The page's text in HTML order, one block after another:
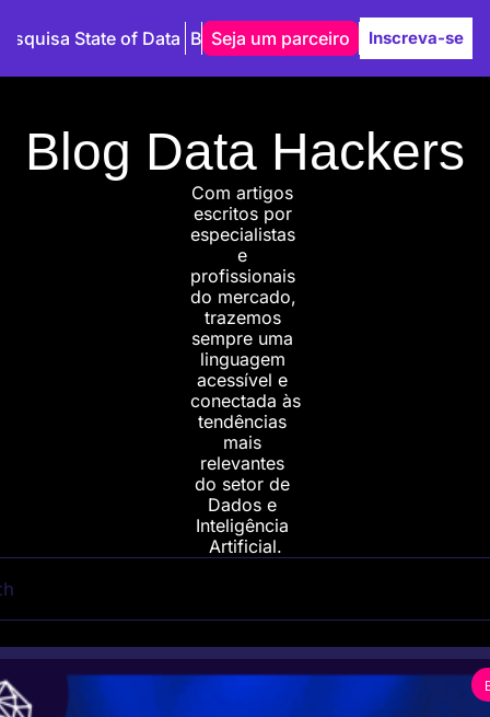
State of Data Blog Autores
Seja um parceiro Inscreva-se
Blog Data Hackers
Com artigos
escritos por
especialistas
e
profissionais
do mercado,
trazemos
sempre uma
linguagem
acessível e
conectada às
tendências
mais
relevantes
do setor de
Dados e
Inteligência
Artificial.